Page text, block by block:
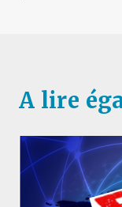
A lire